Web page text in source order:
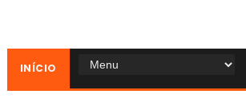
INÍCIO